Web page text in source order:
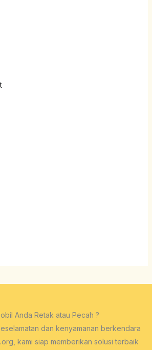
Anda Retak atau Pecah ?
dan kenyamanan berkendara
kami siap memberikan solusi terbaik